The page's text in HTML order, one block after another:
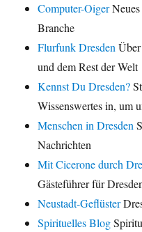
Computer-OigerNeues
Branche
Flurfunk Dresden
und dem Rest der Welt
Kennst Du Dresden?
Wissenswertes in, um
Menschen in Dresden
Nachrichten
Mit Cicerone durch
Gästeführer für
Neustadt-Geflüster
Spirituelles Blog